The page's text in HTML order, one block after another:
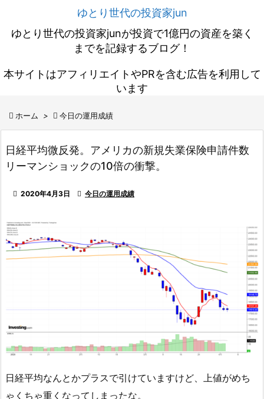
ゆとり世代の投資家jun
ゆとり世代の投資家junが投資で1億円の資産を築く
までを記録するブログ！
本サイトはアフィリエイトやPRを含む広告を利用して
います
 ホーム >  今日の運用成績
日経平均微反発。アメリカの新規失業保険申請件数
リーマンショックの10倍の衝撃。
 2020年4月3日  今日の運用成績
日経平均なんとかプラスで引けていますけど、上値がめち
ゃくちゃ重くなってしまったな。